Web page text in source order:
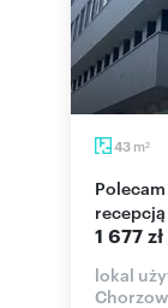
43 m2
Polecam nowoczesne biuro 43m² z
1 677 zł
lokal